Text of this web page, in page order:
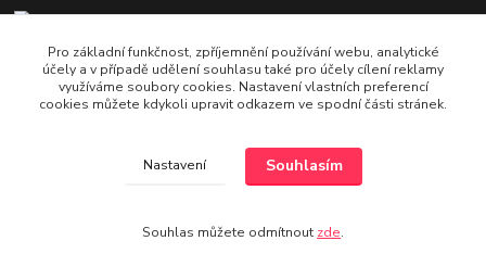
+420 604 921 321
v pracovní době po - pá 9 - 16
Pro základní funkčnost, zpříjemnění používání webu, analytické
účely a v případě udělení souhlasu také pro účely cílení reklamy
využíváme soubory cookies. Nastavení vlastních preferencí
cookies můžete kdykoli upravit odkazem ve spodní části stránek.
Nastavení Souhlasím
Souhlas můžete odmítnout zde.